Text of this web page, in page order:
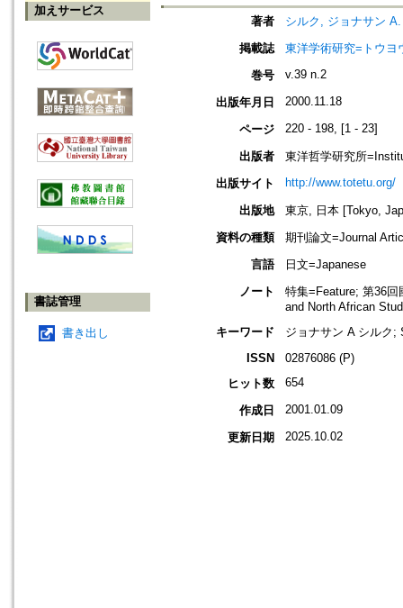
加えサービス
書誌管理
書き出し
著者
シルク, ジョナサン
掲載誌
東洋学術研究=トウヨ
巻号
v.39 n.2
出版年月日 2000.11.18
ページ 220 - 198, [1 - 23]
出版者
東洋哲学研究所
出版サイト
http://www.totetu.org/
出版地
東京, 日本 [Tokyo,
資料の種類
期刊論文=Journal
言語
日文=Japanese
ノート
特集=Feature; 第36
and North African
キーワード
ジョナサン A シルク;
ISSN
02876086 (P)
ヒット数
654
作成日 2001.01.09
更新日期 2025.10.02